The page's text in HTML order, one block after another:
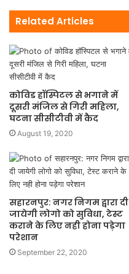
Related Articles
कोविड हॉस्पिटल से भगाने में
दूसरी मंजिल से गिरी महिला,
घटना सीसीटीवी में कैद
August 19, 2020
सहारनपुर: नगर निगम द्वारा दी
जायेगी लोगो को सुविधा, टेस्ट
कराने के लिए नही होना पड़ेगा
परेशान
September 22, 2020